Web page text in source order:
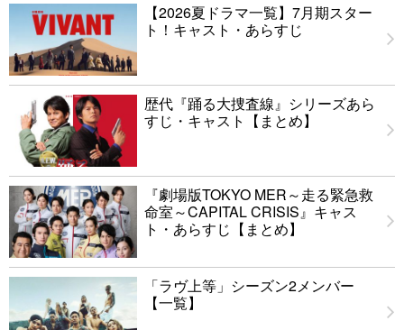
【2026夏ドラマ一覧】7月期スター
ト！キャスト・あらすじ
歴代『踊る大捜査線』シリーズあら
すじ・キャスト【まとめ】
『劇場版TOKYO MER～走る緊急救
命室～CAPITAL CRISIS』キャス
ト・あらすじ【まとめ】
「ラヴ上等」シーズン2メンバー
【一覧】